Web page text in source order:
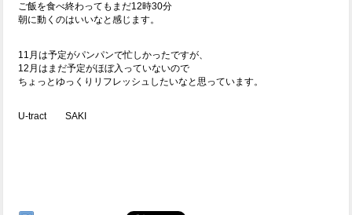
ご飯を食べ終わってもまだ12時30分
朝に動くのはいいなと感じます。
11月は予定がパンパンで忙しかったですが、
12月はまだ予定がほぼ入っていないので
ちょっとゆっくりリフレッシュしたいなと思っています。
U-tract SAKI